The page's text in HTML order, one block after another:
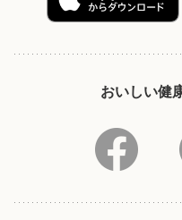
おいしい健